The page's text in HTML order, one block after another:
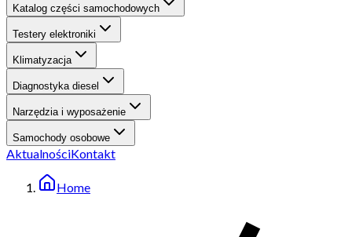
Katalog części samochodowych
Testery elektroniki
Klimatyzacja
Diagnostyka diesel
Narzędzia i wyposażenie
Samochody osobowe
AktualnościKontakt
Home